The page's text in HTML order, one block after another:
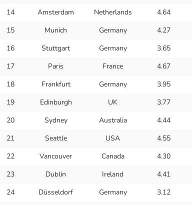
14
Amsterdam Netherlands 4.64
15
Munich Germany 4.27
16
Stuttgart Germany 3.65
17
Paris France 4.67
18
Frankfurt Germany 3.95
19
Edinburgh UK 3.77
20
Sydney Australia 4.44
21
Seattle USA 4.55
22
Vancouver Canada 4.30
23
Dublin Ireland 4.41
24
Düsseldorf Germany 3.12